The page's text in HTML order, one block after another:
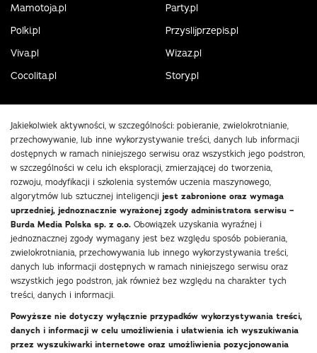
Mamotoja.pl
Party.pl
Polki.pl
Przyslijprzepis.pl
Viva.pl
Wizaz.pl
Cocolita.pl
Story.pl
Jakiekolwiek aktywności, w szczególności: pobieranie, zwielokrotnianie,
przechowywanie, lub inne wykorzystywanie treści, danych lub informacji
dostępnych w ramach niniejszego serwisu oraz wszystkich jego podstron,
w szczególności w celu ich eksploracji, zmierzającej do tworzenia,
rozwoju, modyfikacji i szkolenia systemów uczenia maszynowego,
algorytmów lub sztucznej inteligencji jest zabronione oraz wymaga
uprzedniej, jednoznacznie wyrażonej zgody administratora serwisu –
Burda Media Polska sp. z o.o. Obowiązek uzyskania wyraźnej i
jednoznacznej zgody wymagany jest bez względu sposób pobierania,
zwielokrotniania, przechowywania lub innego wykorzystywania treści,
danych lub informacji dostępnych w ramach niniejszego serwisu oraz
wszystkich jego podstron, jak również bez względu na charakter tych
treści, danych i informacji.
Powyższe nie dotyczy wyłącznie przypadków wykorzystywania treści,
danych i informacji w celu umożliwienia i ułatwienia ich wyszukiwania
przez wyszukiwarki internetowe oraz umożliwienia pozycjonowania